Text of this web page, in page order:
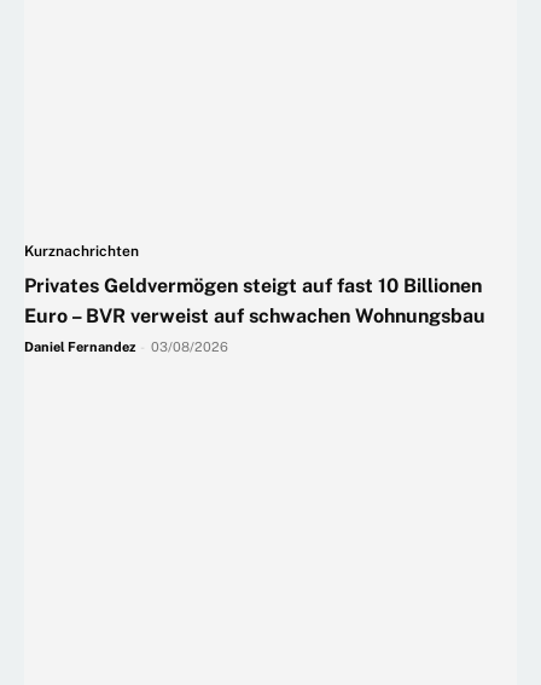
Kurznachrichten
Privates Geldvermögen steigt auf fast 10 Billionen
Euro – BVR verweist auf schwachen Wohnungsbau
Daniel Fernandez 03/08/2026